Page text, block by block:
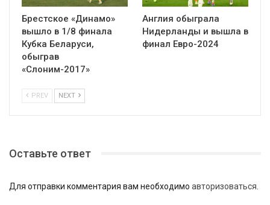
Брестское «Динамо»
вышло в 1/8 финала
Кубка Беларуси,
обыграв
«Слоним-2017»
Англия обыграла
Нидерланды и вышла в
финал Евро-2024
PREV NEXT
Оставьте ответ
Для отправки комментария вам необходимо авторизоваться